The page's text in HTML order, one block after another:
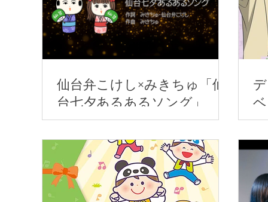
仙台弁こけし×みきちゅ「仙
台七夕あるあるソング」